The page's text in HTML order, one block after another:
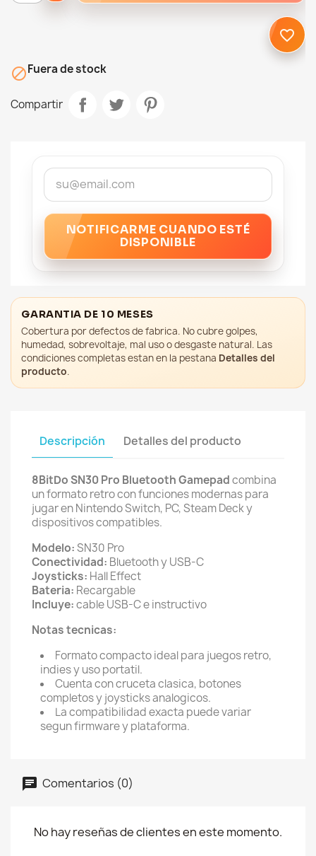
favorite_border
Fuera de stock
Compartir
NOTIFICARME CUANDO ESTÉ
DISPONIBLE
GARANTIA DE 10 MESES
Cobertura por defectos de fabrica. No cubre golpes,
humedad, sobrevoltaje, mal uso o desgaste natural. Las
condiciones completas estan en la pestana Detalles del
producto.
Descripción Detalles del producto
8BitDo SN30 Pro Bluetooth Gamepadcombina
un formato retro con funciones modernas para
jugar en Nintendo Switch, PC, Steam Deck y
dispositivos compatibles.
Modelo:SN30 Pro
Conectividad: Bluetooth y USB-C
Joysticks: Hall Effect
Bateria: Recargable
Incluye:cable USB-C e instructivo
Notas tecnicas:
Formato compacto ideal para juegos retro,
indies y uso portatil.
Cuenta con cruceta clasica, botones
completos y joysticks analogicos.
La compatibilidad exacta puede variar
segun firmware y plataforma.
Comentarios (0)
No hay reseñas de clientes en este momento.